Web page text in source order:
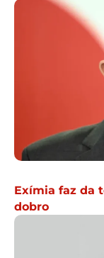
Exímia faz da
dobro